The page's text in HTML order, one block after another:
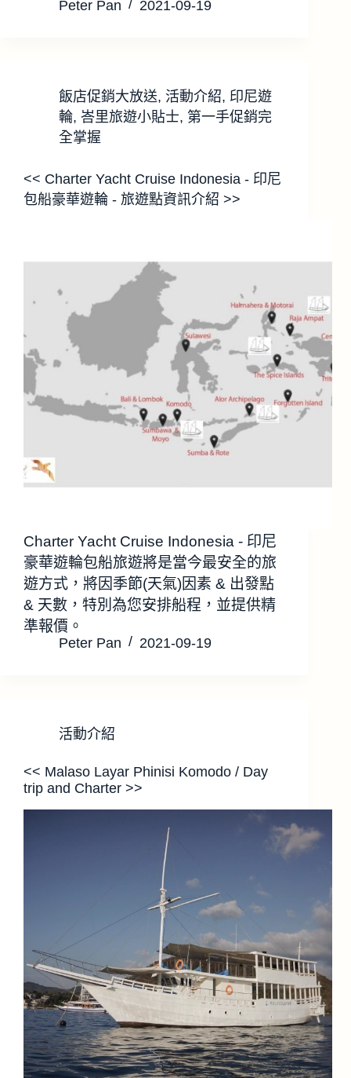
Peter Pan 2021-09-19
飯店促銷大放送, 活動介紹, 印尼遊
輪, 峇里旅遊小貼士, 第一手促銷完
全掌握
<< Charter Yacht Cruise Indonesia - 印尼
包船豪華遊輪 - 旅遊點資訊介紹 >>
Charter Yacht Cruise Indonesia - 印尼
豪華遊輪包船旅遊將是當今最安全的旅
遊方式，將因季節(天氣)因素 & 出發點
& 天數，特別為您安排船程，並提供精
準報價。
Peter Pan 2021-09-19
活動介紹
<< Malaso Layar Phinisi Komodo / Day
trip and Charter >>